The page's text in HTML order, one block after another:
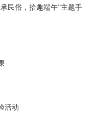
民俗，拾趣端午”主题手
活动